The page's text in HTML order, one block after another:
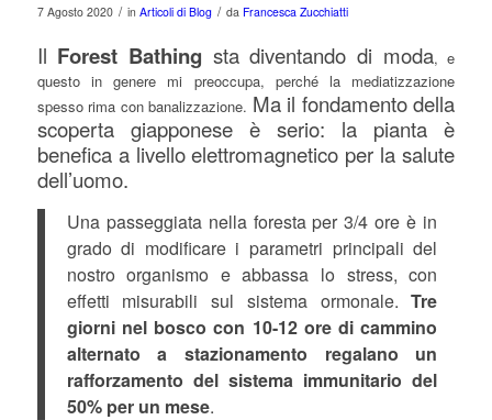
7 Agosto 2020 / in Articoli di Blog / da Francesca Zucchiatti
Il Forest Bathing sta diventando di moda, e
questo in genere mi preoccupa, perché la mediatizzazione
spesso rima con banalizzazione. Ma il fondamento della
scoperta giapponese è serio: la pianta è
benefica a livello elettromagnetico per la salute
dell’uomo.
Una passeggiata nella foresta per 3/4 ore è in
grado di modificare i parametri principali del
nostro organismo e abbassa lo stress, con
effetti misurabili sul sistema ormonale.Tre
giorni nel bosco con 10-12 ore di cammino
alternato a stazionamento regalano un
rafforzamento del sistema immunitario del
50% per un mese.